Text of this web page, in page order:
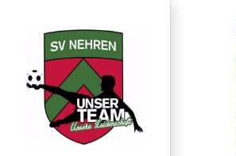
springen